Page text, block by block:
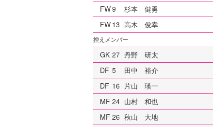
FW9
杉本 健勇
FW 13 高木 俊幸
控えメンバー
GK 27 丹野 研太
DF 5
田中 裕介
DF 16 片山 瑛一
MF 24 山村 和也
MF 26 秋山 大地